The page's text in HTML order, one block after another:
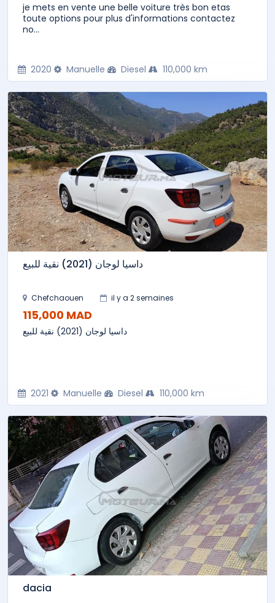
je mets en vente une belle voiture très bon etas
toute options pour plus d'informations contactez
no...
2020 Manuelle Diesel 110,000 km
داسيا لوجان (2021) نقية للبيع
Chefchaouen il y a 2 semaines
115,000 MAD
داسيا لوجان (2021) نقية للبيع
2021 Manuelle Diesel 110,000 km
dacia